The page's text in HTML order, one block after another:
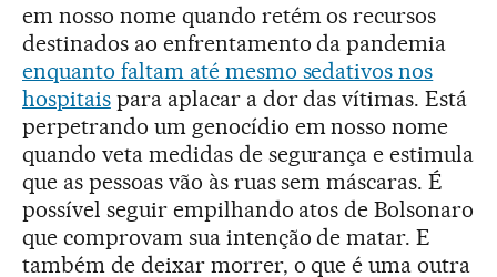
em nosso nome quando retém os recursos
destinados ao enfrentamento da pandemia
enquanto faltam até mesmo sedativos nos
hospitaispara aplacar a dor das vítimas. Está
perpetrando um genocídio em nosso nome
quando veta medidas de segurança e estimula
que as pessoas vão às ruas sem máscaras. É
possível seguir empilhando atos de Bolsonaro
que comprovam sua intenção de matar. E
também de deixar morrer, o que é uma outra